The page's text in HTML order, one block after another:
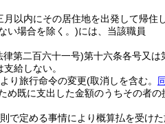
以内にその居住地を出発して帰住
い場合を除く。)には、当該職員
第二百六十一号)第十六条各号又は
給しない。
り旅行命令の変更(取消しを含む。
既に支出した金額のうちその者の
で定める事情により概算払を受け